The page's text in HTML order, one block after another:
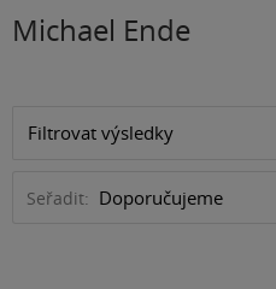
Michael Ende
Filtrovat výsledky
Seřadit: